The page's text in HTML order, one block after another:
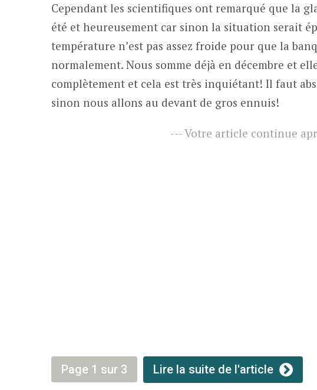
Cependant les scientifiques ont remarqué que la
été et heureusement car sinon la situation serait
température n’est pas assez froide pour que la
normalement. Nous somme déjà en décembre et
complètement et cela est très inquiétant! Il faut
sinon nous allons au devant de gros ennuis!
--- Votre article continue
Page 1 sur 3 Lire la suite de l'article